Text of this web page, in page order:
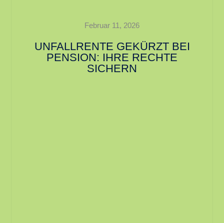
Februar 11, 2026
UNFALLRENTE GEKÜRZT BEI
PENSION: IHRE RECHTE
SICHERN